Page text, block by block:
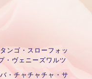
ンゴ・スローフォッ
・ヴェニーズワルツ
・チャチャチャ・サ